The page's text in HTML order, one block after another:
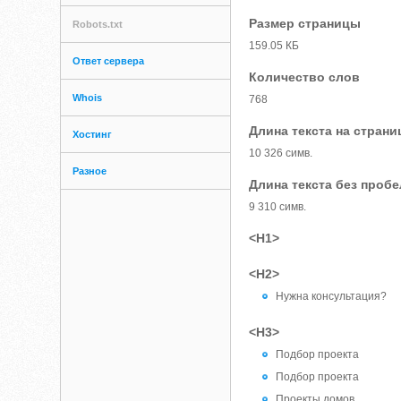
Robots.txt
Ответ сервера
Whois
Хостинг
Разное
Размер страницы
159.05 КБ
Количество слов
768
Длина текста на
10 326 симв.
Длина текста без
9 310 симв.
<H1>
<H2>
Нужна консультация?
<H3>
Подбор проекта
Подбор проекта